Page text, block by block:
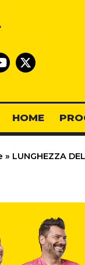
HOME
» LUNGHEZZA